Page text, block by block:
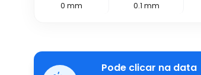
0 mm 0.1 mm
Pode clicar na data